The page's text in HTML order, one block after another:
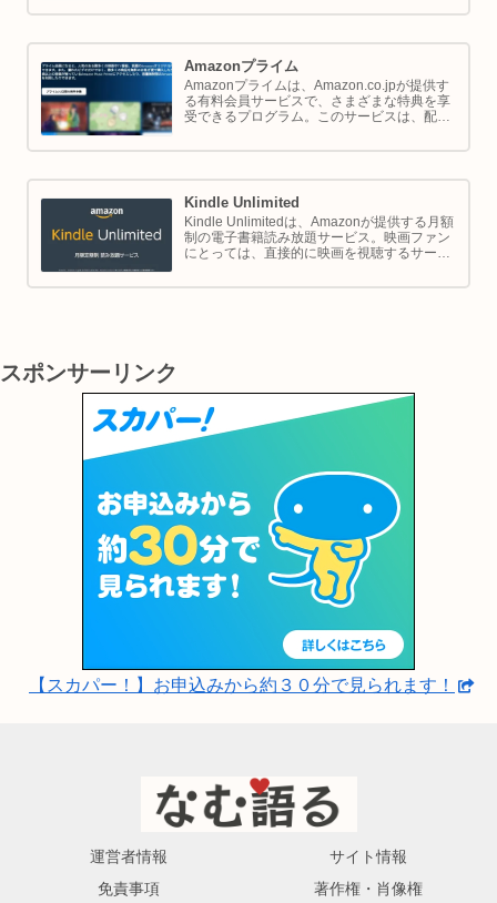
では Amazon ポイントの使い方と貯め方を解
Amazonプライム
Amazonプライムは、Amazon.co.jpが提供す
る有料会員サービスで、さまざまな特典を享
受できるプログラム。このサービスは、配送
実、さらには限定割引までをカバーし、日常
Kindle Unlimited
Kindle Unlimitedは、Amazonが提供する月額
制の電子書籍読み放題サービス。映画ファン
にとっては、直接的に映画を視聴するサービ
理解し、楽しむための間接的なツールとして
スポンサーリンク
【スカパー！】お申込みから約３０分で見られます！
運営者情報
サイト情報
免責事項
著作権・肖像権